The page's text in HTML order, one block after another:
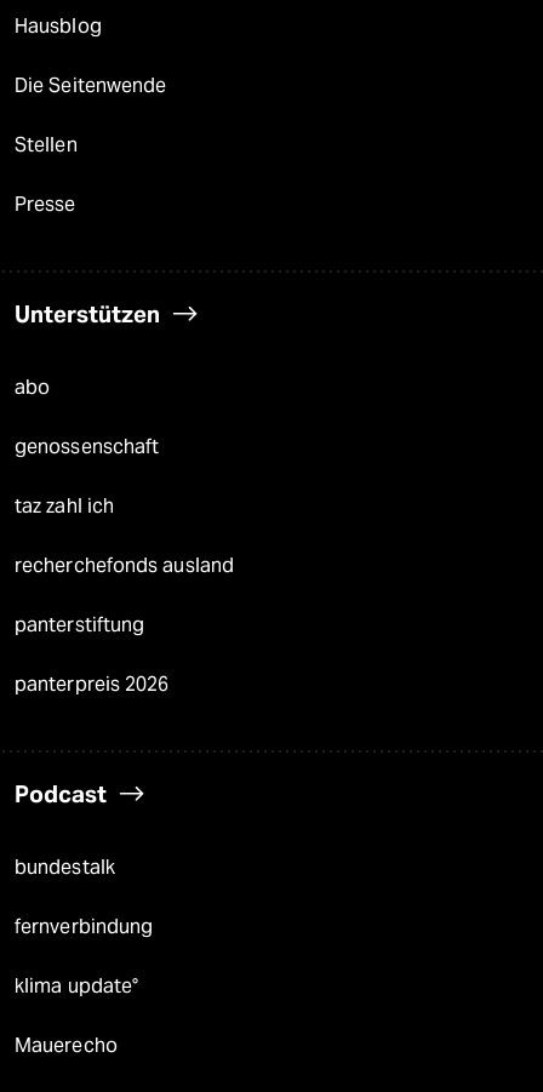
Hausblog
Die Seitenwende
Stellen
Presse
Unterstützen
abo
genossenschaft
taz zahl ich
recherchefonds ausland
panterstiftung
panterpreis 2026
Podcast
bundestalk
fernverbindung
klima update°
Mauerecho